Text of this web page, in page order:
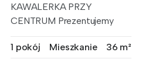
KAWALERKA PRZY
CENTRUM Prezentujemy
1 pokój
Mieszkanie 36 m²